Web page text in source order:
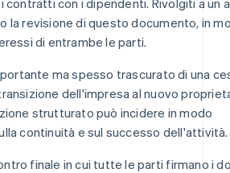
la revisione di questo documento, in
di entrambe le parti.
ma spesso trascurato di una
dell'impresa al nuovo
strutturato può incidere in modo
continuità e sul successo dell'attività.
finale in cui tutte le parti firmano i